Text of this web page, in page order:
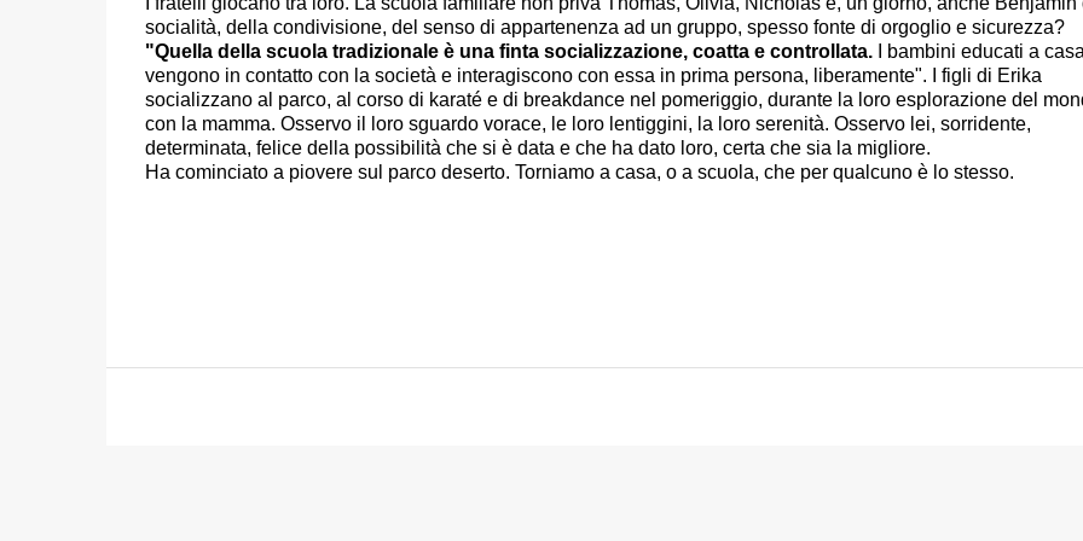
socialità, della condivisione, del senso di appartenenza ad un gruppo, spesso fonte di orgoglio e sicurezza?
"Quella della scuola tradizionale è una finta socializzazione, coatta e controllata.I bambini educati a casa
vengono in contatto con la società e interagiscono con essa in prima persona, liberamente". I figli di Erika
socializzano al parco, al corso di karaté e di breakdance nel pomeriggio, durante la loro esplorazione del
con la mamma. Osservo il loro sguardo vorace, le loro lentiggini, la loro serenità. Osservo lei, sorridente,
determinata, felice della possibilità che si è data e che ha dato loro, certa che sia la migliore.
Ha cominciato a piovere sul parco deserto. Torniamo a casa, o a scuola, che per qualcuno è lo stesso.